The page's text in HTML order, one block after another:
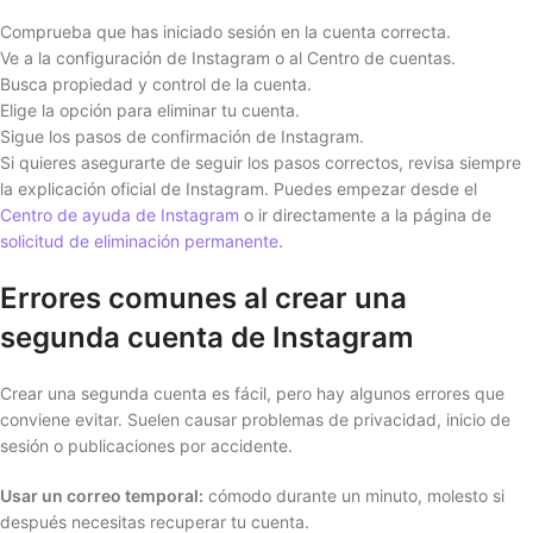
Comprueba que has iniciado sesión en la cuenta correcta.
Ve a la configuración de Instagram o al Centro de cuentas.
Busca propiedad y control de la cuenta.
Elige la opción para eliminar tu cuenta.
Sigue los pasos de confirmación de Instagram.
Si quieres asegurarte de seguir los pasos correctos, revisa siempre
la explicación oficial de Instagram. Puedes empezar desde el
Centro de ayuda de Instagram o ir directamente a la página de
solicitud de eliminación permanente.
Errores comunes al crear una
segunda cuenta de Instagram
Crear una segunda cuenta es fácil, pero hay algunos errores que
conviene evitar. Suelen causar problemas de privacidad, inicio de
sesión o publicaciones por accidente.
Usar un correo temporal: cómodo durante un minuto, molesto si
después necesitas recuperar tu cuenta.